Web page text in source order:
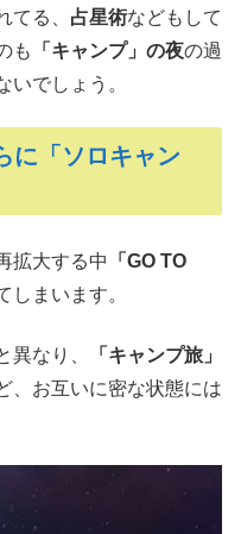
てる、 占星術などもして
も 「キャンプ」の夜の過
いでしょう。
に「ソロキャン
拡大する中
「GO TO
しまいます。
異なり、
「キャンプ旅」
、お互いに密な状態には